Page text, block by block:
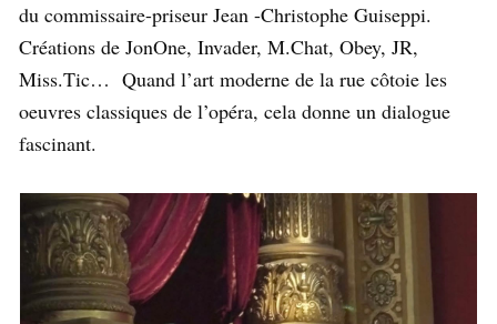
du commissaire-priseur Jean -Christophe Guiseppi.
Créations de JonOne, Invader, M.Chat, Obey, JR,
Miss.Tic… Quand l’art moderne de la rue côtoie les
oeuvres classiques de l’opéra, cela donne un dialogue
fascinant.